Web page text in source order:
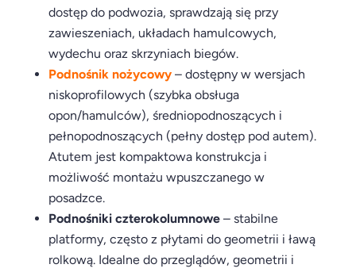
dostęp do podwozia, sprawdzają się przy
zawieszeniach, układach hamulcowych,
wydechu oraz skrzyniach biegów.
Podnośnik nożycowy– dostępny w wersjach
niskoprofilowych (szybka obsługa
opon/hamulców), średniopodnoszących i
pełnopodnoszących (pełny dostęp pod autem).
Atutem jest kompaktowa konstrukcja i
możliwość montażu wpuszczanego w
posadzce.
Podnośniki czterokolumnowe– stabilne
platformy, często z płytami do geometrii i ławą
rolkową. Idealne do przeglądów, geometrii i